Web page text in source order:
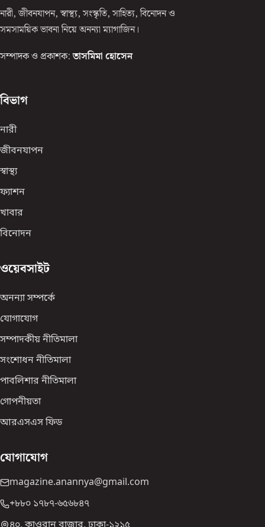
নারী, জীবনযাপন, স্বাস্থ্য, সংস্কৃতি, সাহিত্য, বিনোদন ও
সমসাময়িক ভাবনা নিয়ে অনন্যা ম্যাগাজিন।
সম্পাদক ও প্রকাশক: তাসমিমা হোসেন
বিভাগ
নারী
জীবনযাপন
স্বাস্থ্য
ফ্যাশন
খাবার
বিনোদন
ওয়েবসাইট
অনন্যা সম্পর্কে
যোগাযোগ
সম্পাদকীয় নীতিমালা
সংশোধন নীতিমালা
পাবলিশার নীতিমালা
গোপনীয়তা
আরএসএস ফিড
যোগাযোগ
magazine.anannya@gmail.com
+৮৮০ ১৭৮৭-৬৫৬৮৪৭